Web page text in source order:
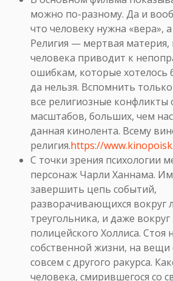
можно по-разному. Да и
что человеку нужна «вера»,
Религия — мертвая материя,
человека приводит к
ошибкам, которые хотелось
да нельзя. Вспомнить только
все религиозные конфликты
масштабов, больших, чем
данная кинолента. Всему
религия.https://
С точки зрения психологии
персонаж Чарли Ханнама.
завершить цепь событий,
разворачивающихся вокруг
треугольника, и даже
полицейского Холлиса. Стоя
собственной жизни, на
совсем с другого ракурса.
человека, смирившегося со